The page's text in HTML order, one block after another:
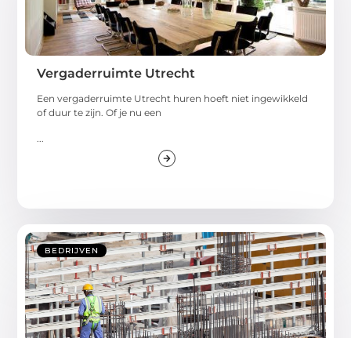
Vergaderruimte Utrecht
Een vergaderruimte Utrecht huren hoeft niet ingewikkeld
of duur te zijn. Of je nu een
BEDRIJVEN